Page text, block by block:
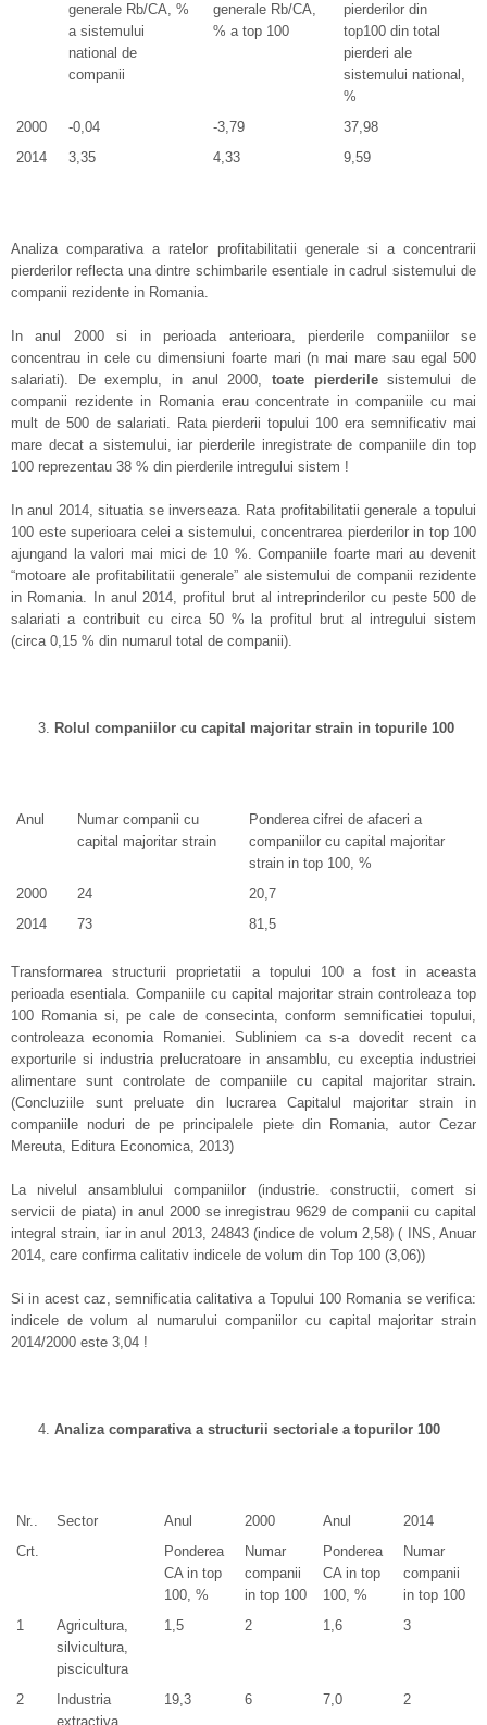
generale Rb/CA, %
a sistemului
national de
companii
generale Rb/CA,
% a top 100
pierderilor din
top100 din total
pierderi ale
sistemului national,
%
2000
-0,04 -3,79
37,98
2014
3,35 4,33 9,59
Analiza comparativa a ratelor profitabilitatii generale si a concentrarii
pierderilor reflecta una dintre schimbarile esentiale in cadrul sistemului de
companii rezidente in Romania.
In anul 2000 si in perioada anterioara, pierderile companiilor se
concentrau in cele cu dimensiuni foarte mari (n mai mare sau egal 500
salariati). De exemplu, in anul 2000, toate pierderilesistemului de
companii rezidente in Romania erau concentrate in companiile cu mai
mult de 500 de salariati. Rata pierderii topului 100 era semnificativ mai
mare decat a sistemului, iar pierderile inregistrate de companiile din top
100 reprezentau 38 % din pierderile intregului sistem !
In anul 2014, situatia se inverseaza. Rata profitabilitatii generale a topului
100 este superioara celei a sistemului, concentrarea pierderilor in top 100
ajungand la valori mai mici de 10 %. Companiile foarte mari au devenit
“motoare ale profitabilitatii generale” ale sistemului de companii rezidente
in Romania. In anul 2014, profitul brut al intreprinderilor cu peste 500 de
salariati a contribuit cu circa 50 % la profitul brut al intregului sistem
(circa 0,15 % din numarul total de companii).
Rolul companiilor cu capital majoritar strain in topurile 100
Anul
Numar companii cu
capital majoritar strain
Ponderea cifrei de afaceri a
companiilor cu capital majoritar
strain in top 100, %
2000
24
20,7
2014
73 81,5
Transformarea structurii proprietatii a topului 100 a fost in aceasta
perioada esentiala. Companiile cu capital majoritar strain controleaza top
100 Romania si, pe cale de consecinta, conform semnificatiei topului,
controleaza economia Romaniei. Subliniem ca s-a dovedit recent ca
exporturile si industria prelucratoare in ansamblu, cu exceptia industriei
alimentare sunt controlate de companiile cu capital majoritar strain.
(Concluziile sunt preluate din lucrarea Capitalul majoritar strain in
companiile noduri de pe principalele piete din Romania, autor Cezar
Mereuta, Editura Economica, 2013)
La nivelul ansamblului companiilor (industrie. constructii, comert si
servicii de piata) in anul 2000 se inregistrau 9629 de companii cu capital
integral strain, iar in anul 2013, 24843 (indice de volum 2,58) ( INS, Anuar
2014, care confirma calitativ indicele de volum din Top 100 (3,06))
Si in acest caz, semnificatia calitativa a Topului 100 Romania se verifica:
indicele de volum al numarului companiilor cu capital majoritar strain
2014/2000 este 3,04 !
Analiza comparativa a structurii sectoriale a topurilor 100
Nr.. Sector Anul 2000 Anul
2014
Crt.
Ponderea
CA in top
100, %
Numar
companii
in top 100
Ponderea
CA in top
100, %
Numar
companii
in top 100
1
Agricultura,
silvicultura,
piscicultura
1,5 2 1,6 3
2
Industria
extractiva
19,3 6 7,0 2